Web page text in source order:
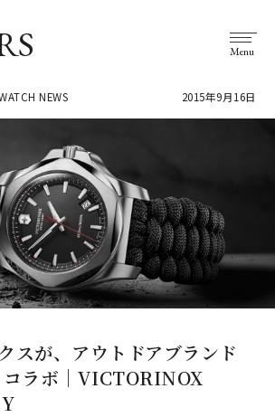
Menu
NEWS 2015年9月16日
スが、アウトドアブランド
ラボ｜VICTORINOX